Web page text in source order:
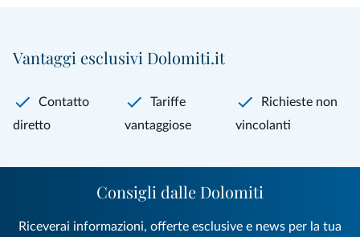
Vantaggi esclusivi Dolomiti.it
Contatto
diretto
Tariffe
vantaggiose
Richieste non
vincolanti
Consigli dalle Dolomiti
Riceverai informazioni, offerte esclusive e news per la tua